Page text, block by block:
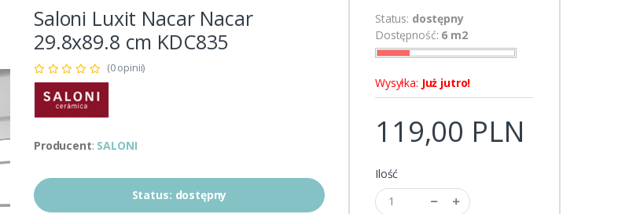
Saloni Luxit Nacar Nacar
29.8x89.8 cm KDC835
(0 opinii)
Producent: SALONI
Status: dostępny
Status: dostępny
Dostępność: 6 m2
Wysyłka: Już jutro!
119,00 PLN
Ilość